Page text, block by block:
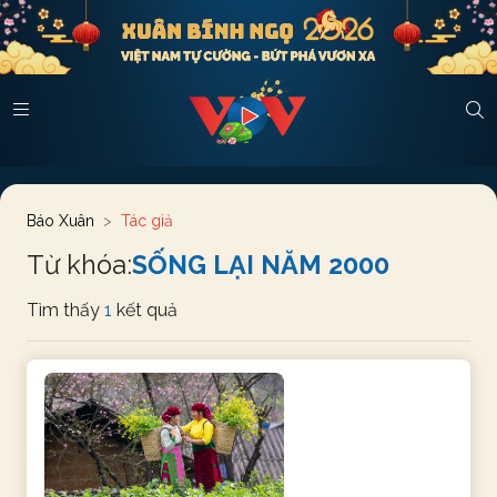
Báo Xuân Tác giả
Từ khóa:SỐNG LẠI NĂM 2000
Tìm thấy 1 kết quả